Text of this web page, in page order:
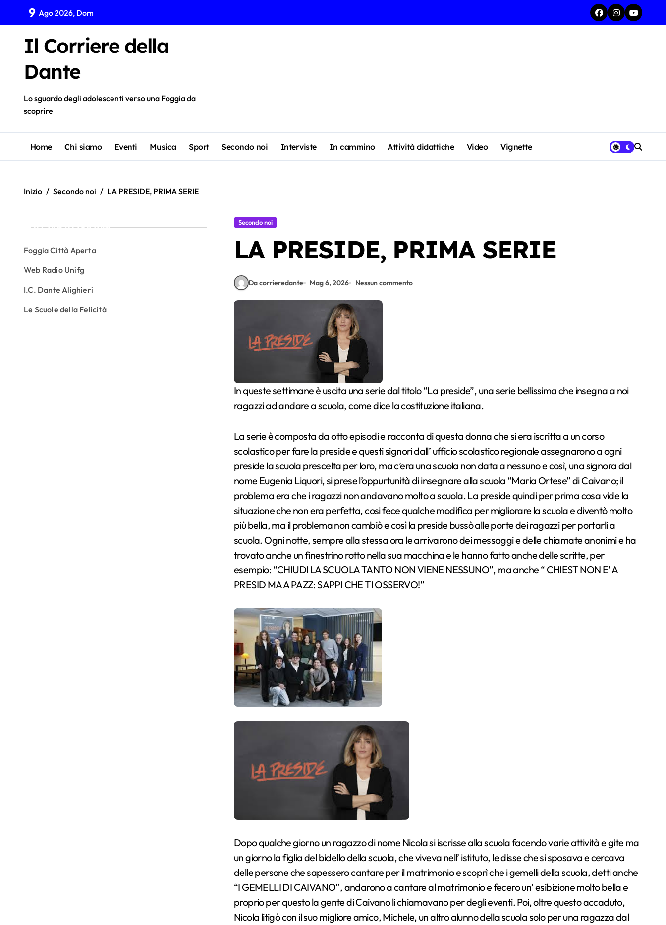
contenuto
9 Ago 2026, Dom
Il Corriere della
Dante
Lo sguardo degli adolescenti verso una Foggia da
scoprire
Home Chi siamo Eventi Musica Sport Secondo noi Interviste In cammino Attività didattiche Video Vignette
Inizio Secondo noi LA PRESIDE, PRIMA SERIE
I nostri partner
Foggia Città Aperta
Web Radio Unifg
I.C. Dante Alighieri
Le Scuole della Felicità
Secondo noi
LA PRESIDE, PRIMA SERIE
Da corrieredante Mag 6, 2026 Nessun commento
In queste settimane è uscita una serie dal titolo “La preside”, una serie bellissima che insegna a noi
ragazzi ad andare a scuola, come dice la costituzione italiana.
La serie è composta da otto episodi e racconta di questa donna che si era iscritta a un corso
scolastico per fare la preside e questi signori dall’ ufficio scolastico regionale assegnarono a ogni
preside la scuola prescelta per loro, ma c’era una scuola non data a nessuno e così, una signora dal
nome Eugenia Liquori, si prese l’oppurtunità di insegnare alla scuola “Maria Ortese” di Caivano; il
problema era che i ragazzi non andavano molto a scuola. La preside quindi per prima cosa vide la
situazione che non era perfetta, cosi fece qualche modifica per migliorare la scuola e diventò molto
più bella, ma il problema non cambiò e così la preside bussò alle porte dei ragazzi per portarli a
scuola. Ogni notte, sempre alla stessa ora le arrivarono dei messaggi e delle chiamate anonimi e ha
trovato anche un finestrino rotto nella sua macchina e le hanno fatto anche delle scritte, per
esempio: “CHIUDI LA SCUOLA TANTO NON VIENE NESSUNO”, ma anche “ CHIEST NON E’ A
PRESID MA A PAZZ: SAPPI CHE TI OSSERVO!”
Dopo qualche giorno un ragazzo di nome Nicola si iscrisse alla scuola facendo varie attività e gite ma
un giorno la figlia del bidello della scuola, che viveva nell’ istituto, le disse che si sposava e cercava
delle persone che sapessero cantare per il matrimonio e scoprì che i gemelli della scuola, detti anche
“I GEMELLI DI CAIVANO”, andarono a cantare al matrimonio e fecero un’ esibizione molto bella e
proprio per questo la gente di Caivano li chiamavano per degli eventi. Poi, oltre questo accaduto,
Nicola litigò con il suo migliore amico, Michele, un altro alunno della scuola solo per una ragazza dal